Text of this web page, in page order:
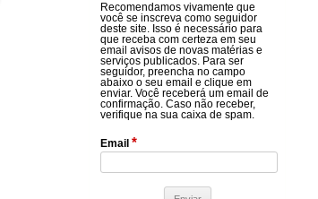
Recomendamos vivamente que
você se inscreva como seguidor
deste site. Isso é necessário para
que receba com certeza em seu
email avisos de novas matérias e
serviços publicados. Para ser
seguidor, preencha no campo
abaixo o seu email e clique em
enviar. Você receberá um email de
confirmação. Caso não receber,
verifique na sua caixa de spam.
Email *